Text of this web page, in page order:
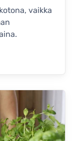
vaikka